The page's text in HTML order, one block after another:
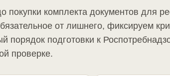
покупки комплекта документов для
от лишнего, фиксируем
порядок подготовки к
проверке.